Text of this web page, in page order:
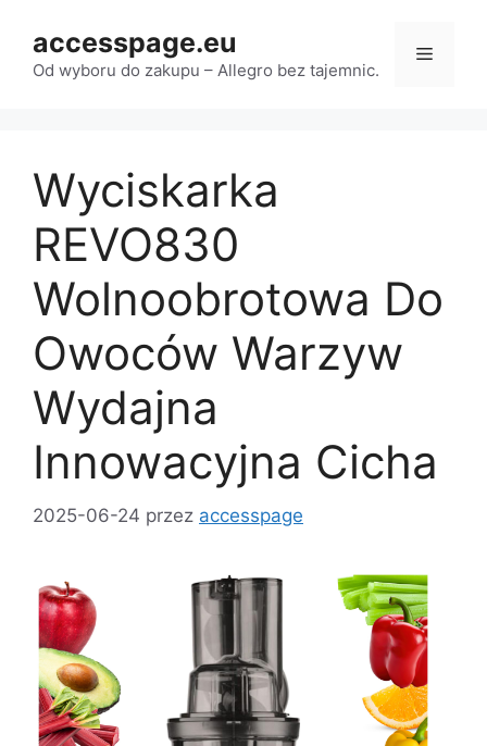
treści
accesspage.eu
Od wyboru do zakupu – Allegro bez tajemnic.
Menu
Wyciskarka
REVO830
Wolnoobrotowa Do
Owoców Warzyw
Wydajna
Innowacyjna Cicha
2025-06-24 przez accesspage